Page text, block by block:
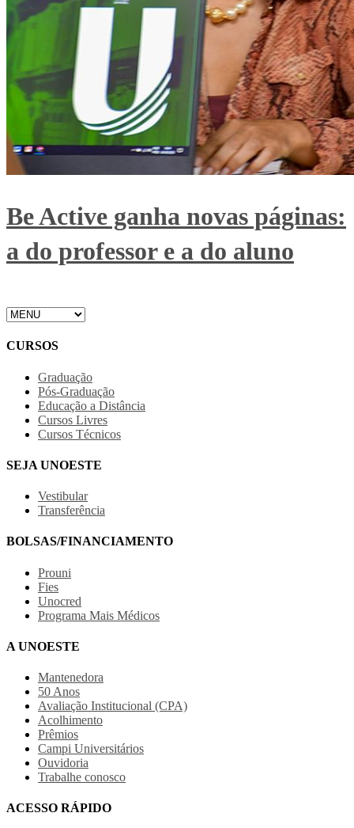
Be Active ganha novas páginas:
a do professor e a do aluno
CURSOS
Graduação
Pós-Graduação
Educação a Distância
Cursos Livres
Cursos Técnicos
SEJA UNOESTE
Vestibular
Transferência
BOLSAS/FINANCIAMENTO
Prouni
Fies
Unocred
Programa Mais Médicos
A UNOESTE
Mantenedora
50 Anos
Avaliação Institucional (CPA)
Acolhimento
Prêmios
Campi Universitários
Ouvidoria
Trabalhe conosco
ACESSO RÁPIDO